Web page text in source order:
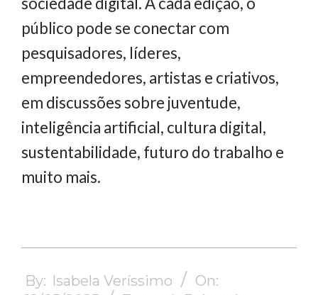
público pode se conectar com
pesquisadores, líderes,
empreendedores, artistas e criativos,
em discussões sobre juventude,
inteligência artificial, cultura digital,
sustentabilidade, futuro do trabalho e
muito mais.
05-
By: Isabela Veríssimo
On: